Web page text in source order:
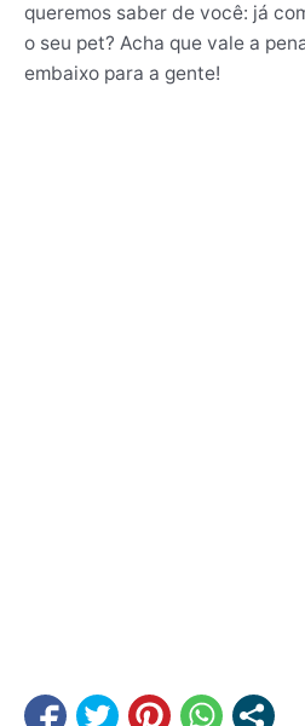
queremos saber de você: já
o seu pet? Acha que vale a
embaixo para a gente!